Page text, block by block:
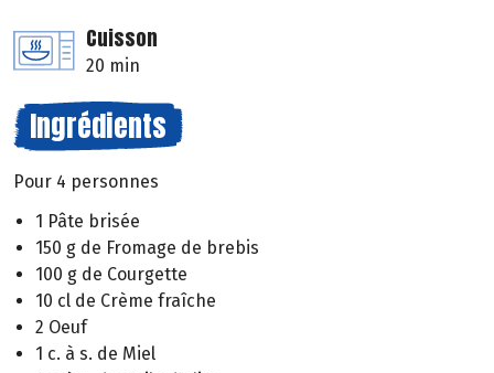
Cuisson
20 min
Ingrédients
Pour 4 personnes
1 Pâte brisée
150 g de Fromage de brebis
100 g de Courgette
10 cl de Crème fraîche
2 Oeuf
1 c. à s. de Miel